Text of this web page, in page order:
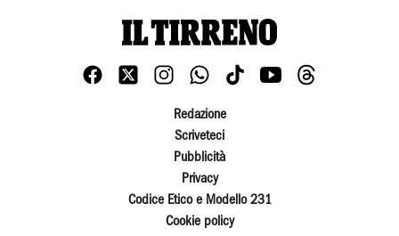
Redazione
Scriveteci
Pubblicità
Privacy
Codice Etico e Modello 231
Cookie policy